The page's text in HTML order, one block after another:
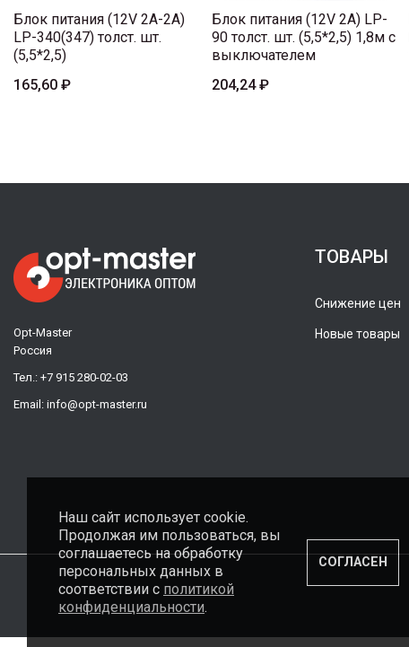
Блок питания (12V 2A-2A)
LP-340(347) толст. шт.
(5,5*2,5)
165,60 ₽
Блок питания (12V 2A) LP-
90 толст. шт. (5,5*2,5) 1,8м с
выключателем
204,24 ₽
Opt-Master
Россия
Тел.: +7 915 280-02-03
Email: info@opt-master.ru
ТОВАРЫ
Снижение цен
Новые товары
Наш сайт использует cookie.
Продолжая им пользоваться, вы
соглашаетесь на обработку
персональных данных в
соответствии с политикой
конфиденциальности.
СОГЛАСЕН